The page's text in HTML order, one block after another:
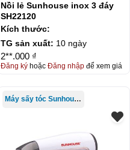
Nồi lẻ Sunhouse inox 3 đáy
SH22120
Kích thước:
TG sản xuất: 10 ngày
2**.000 ₫
Đăng kýhoặc Đăng nhậpđể xem giá
Máy sấy tóc Sunhouse